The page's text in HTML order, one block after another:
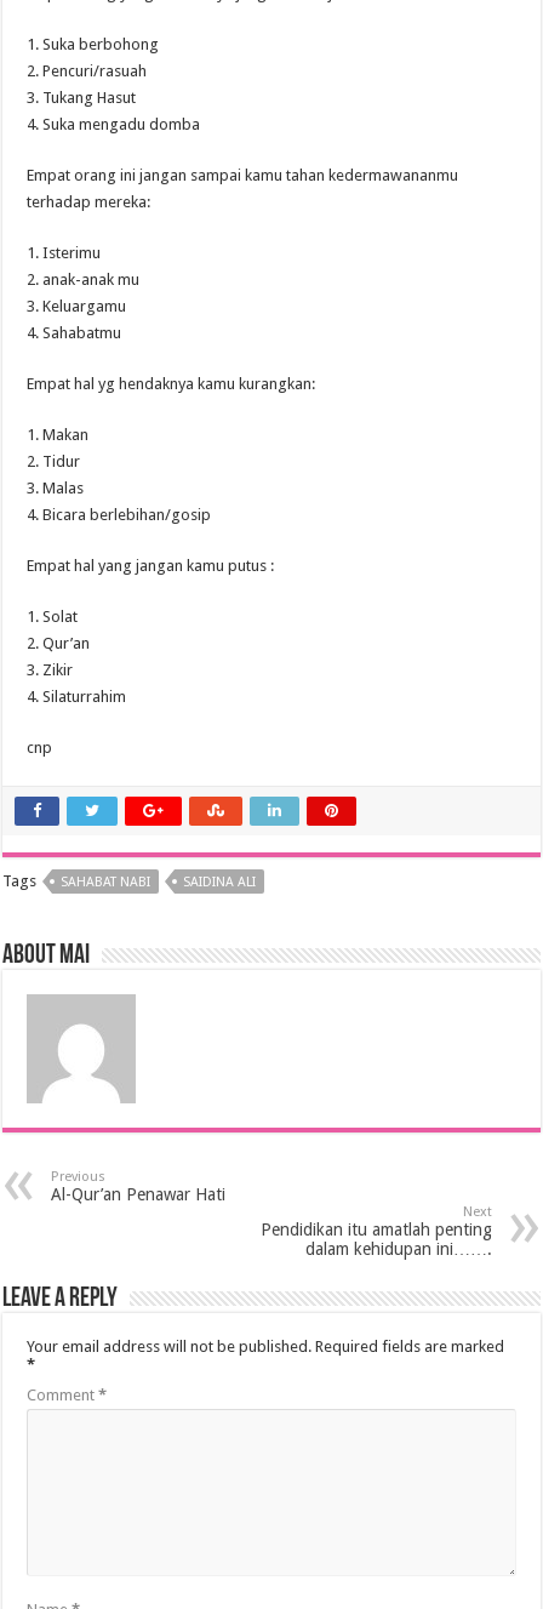
1. Suka berbohong
2. Pencuri/rasuah
3. Tukang Hasut
4. Suka mengadu domba
Empat orang ini jangan sampai kamu tahan kedermawananmu
terhadap mereka:
1. Isterimu
2. anak-anak mu
3. Keluargamu
4. Sahabatmu
Empat hal yg hendaknya kamu kurangkan:
1. Makan
2. Tidur
3. Malas
4. Bicara berlebihan/gosip
Empat hal yang jangan kamu putus :
1. Solat
2. Qur’an
3. Zikir
4. Silaturrahim
cnp
Tags SAHABAT NABI SAIDINA ALI
About mai
Previous
Al-Qur’an Penawar Hati
Next
Pendidikan itu amatlah penting
dalam kehidupan ini…….
Leave a Reply
Your email address will not be published. Required fields are marked
*
Comment*